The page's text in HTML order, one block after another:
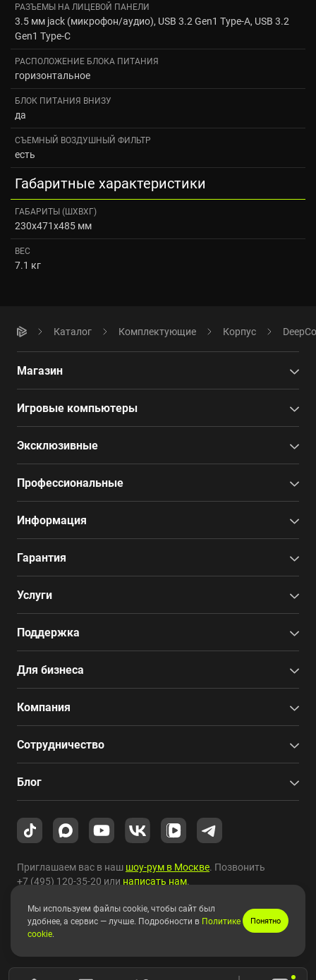
РАЗЪЕМЫ НА ЛИЦЕВОЙ ПАНЕЛИ
3.5 мм jack (микрофон/аудио), USB 3.2 Gen1 Type-A, USB 3.2
Gen1 Type-C
РАСПОЛОЖЕНИЕ БЛОКА ПИТАНИЯ
горизонтальное
БЛОК ПИТАНИЯ ВНИЗУ
да
СЪЕМНЫЙ ВОЗДУШНЫЙ ФИЛЬТР
есть
Габаритные характеристики
ГАБАРИТЫ (ШХВХГ)
230x471x485 мм
ВЕС
7.1 кг
Каталог Комплектующие Корпус
Магазин
Игровые компьютеры
Эксклюзивные
Профессиональные
Информация
Гарантия
Услуги
Поддержка
Для бизнеса
Компания
Сотрудничество
Блог
Приглашаем вас в наш шоу-рум в Москве. Позвонить
+7 (495) 120-35-20 или написать нам.
Copyright © 2010-2026 HYPERPC.
Мы используем файлы cookie, чтобы сайт был
удобнее, а сервис — лучше. Подробности в Политике
cookie.
Понятно